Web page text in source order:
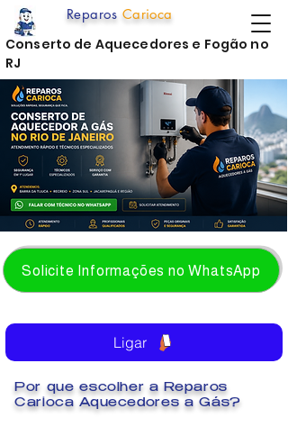
Solicite Informações no WhatsApp
Reparos Carioca
Por que escolher a Reparos
Carioca Aquecedores a Gás?
Ligar
Conserto de Aquecedores e Fogão no
RJ